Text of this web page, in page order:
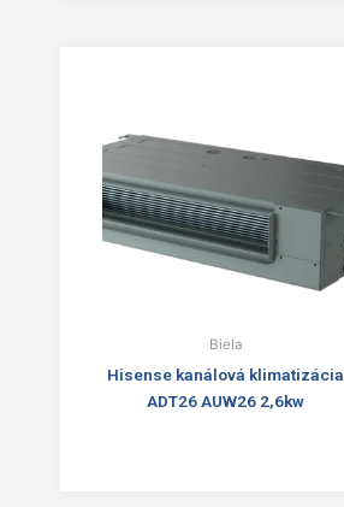
Biela
Hisense kanálová klimatizácia
ADT26 AUW26 2,6kw